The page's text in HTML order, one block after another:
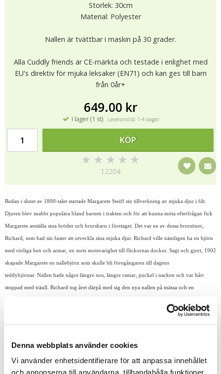
Denna webbplats använder cookies
Vi använder enhetsidentifierare för att anpassa innehållet
och annonserna till användarna, tillhandahålla funktioner
Storlek: 30cm
Material: Polyester
Nallen är tvättbar i maskin på 30 grader.
Alla Cuddly friends är CE-märkta och testade i enlighet med
EU's direktiv för mjuka leksaker (EN71) och kan ges till barn
från 0år+
649.00 kr
I lager (1 st) Leveranstid: 1-4 dagar
KÖP
★ ★ ★ ★ ★
12204
Redan i slutet av 1800-talet startade Margarete Steiff sin tillverkning av mjuka djur i filt.
Djuren blev snabbt populära bland barnen i trakten och för att kunna möta efterfrågan fick
Margarete anställa sina bröder och brorsbarn i företaget. Det var en av dessa brorsöner,
Richard, som bad sin faster att utveckla sina mjuka djur. Richard ville nämligen ha en björn
med rörliga ben och armar, en sorts motsvarighet till flickornas dockor. Sagt och gjort, 1902
skapade Margarete en nallebjörn som skulle bli föregångaren till dagens
teddybjörnar. Nallen hade något längre nos, längre ramar, puckel i nacken och var hårt
stoppad med träull. Richard tog året därpå med sig den nya nallen på mässa och en
hamna på ett bröllop som bordsdekoration. På bröllopet fanns USAs dåvarande president
Theodore "Teddy" Roosevelt. Roosevelt hade ett intresse för björnjakt och det fanns sedan
presidenten, men han sätter geväret i backen och vägrar skjuta den söta lilla björnen. Man
började då tala om "Teddy's Bears" och en liten nalle brukade ritas till på teckningar där